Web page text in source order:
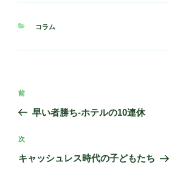
カ
コラム
投
ビ
ゲ
前
の
稿
前
早い者勝ち-ホテルの10連休
次
の
次
キャッシュレス時代の子どもたち